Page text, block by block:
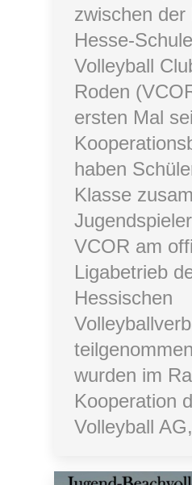
zwischen der
Hesse-
Volleyball
Roden
ersten Mal
haben
Klasse
VCOR am
Ligabetrieb
Hessischen
wurden im
Kooperation
Volleyball